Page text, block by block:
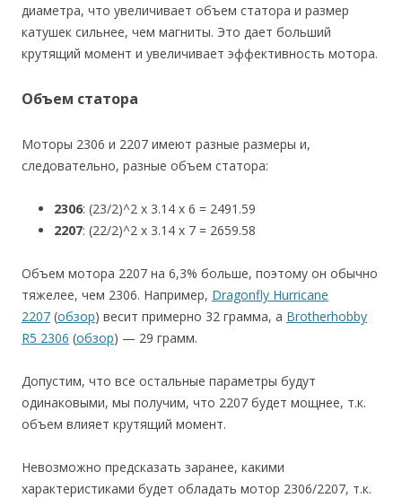
диаметра, что увеличивает объем статора и размер
катушек сильнее, чем магниты. Это дает больший
крутящий момент и увеличивает эффективность мотора.
Объем статора
Моторы 2306 и 2207 имеют разные размеры и,
следовательно, разные объем статора:
2306: (23/2)^2 x 3.14 x 6 = 2491.59
2207: (22/2)^2 x 3.14 x 7 = 2659.58
Объем мотора 2207 на 6,3% больше, поэтому он обычно
тяжелее, чем 2306. Например, Dragonfly Hurricane
2207 (обзор) весит примерно 32 грамма, а Brotherhobby
R5 2306 (обзор) — 29 грамм.
Допустим, что все остальные параметры будут
одинаковыми, мы получим, что 2207 будет мощнее, т.к.
объем влияет крутящий момент.
Невозможно предсказать заранее, какими
характеристиками будет обладать мотор 2306/2207, т.к.